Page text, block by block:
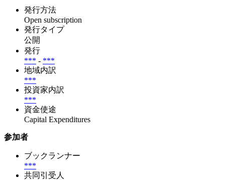
発行方法
Open subscription
発行タイプ
公開
発行
*** - ***
地域内訳
***
投資家内訳
***
資金使途
Capital Expenditures
参加者
ブックランナー
***
共同引受人